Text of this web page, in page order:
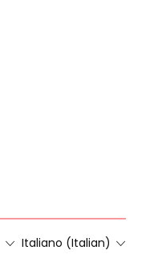
Italiano (Italian)